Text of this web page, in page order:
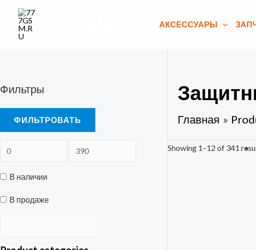
Перейти
содержимому
АКСЕССУАРЫ
Фильтры
ФИЛЬТРОВАТЬ
В наличии
В продаже
Главная
Showing 1–12 of 341